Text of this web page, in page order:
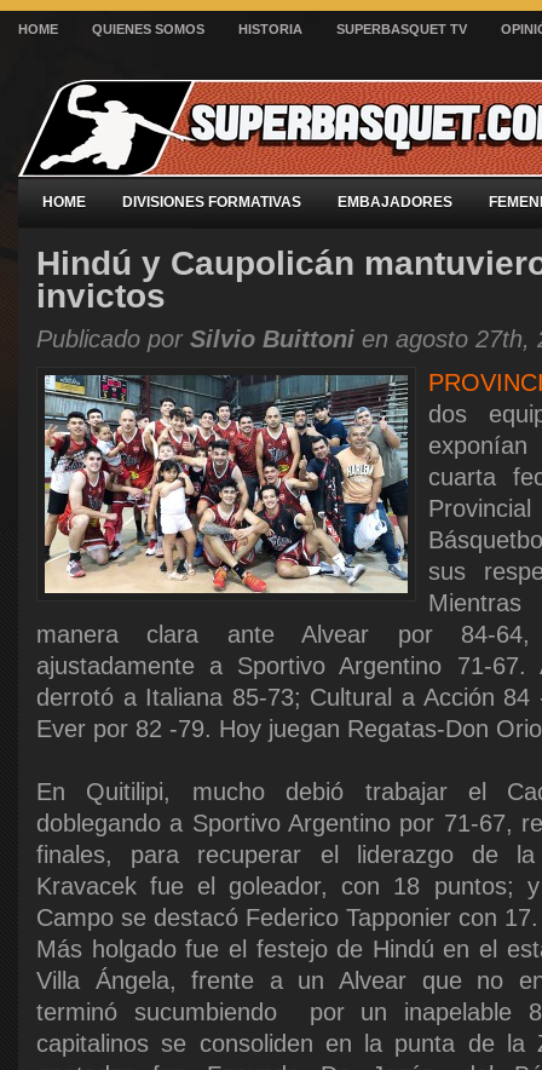
HOME QUIENES SOMOS HISTORIA SUPERBASQUET TV
HOME DIVISIONES FORMATIVAS EMBAJADORES
Hindú y Caupolicán
invictos
Publicado por Silvio Buittoni en agosto 27th,
dos
cuarta
sus
manera clara ante Alvear por 84-64,
ajustadamente a Sportivo Argentino 71-67.
derrotó a Italiana 85-73; Cultural a Acción
Ever por 82 -79. Hoy juegan Regatas-Don
En Quitilipi, mucho debió trabajar el
doblegando a Sportivo Argentino por 71-67,
finales, para recuperar el liderazgo de la
Kravacek fue el goleador, con 18 puntos;
Campo se destacó Federico Tapponier con 17.
Más holgado fue el festejo de Hindú en el
Villa Ángela, frente a un Alvear que no
terminó sucumbiendo por un inapelable
capitalinos se consoliden en la punta de la